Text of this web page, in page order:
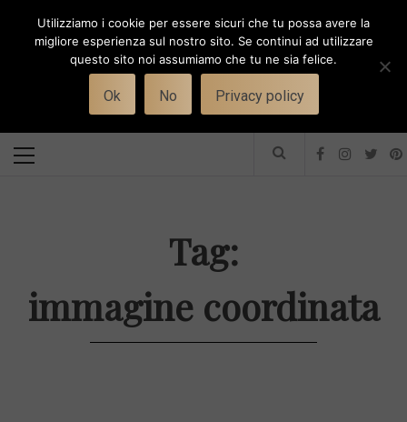
Toggle
WORK-WIFE
Il magazine per le donne che lavorano
Menu
Tag:
immagine coordinata
Utilizziamo i cookie per essere sicuri che tu possa avere la
migliore esperienza sul nostro sito. Se continui ad utilizzare
questo sito noi assumiamo che tu ne sia felice.
Ok No Privacy policy